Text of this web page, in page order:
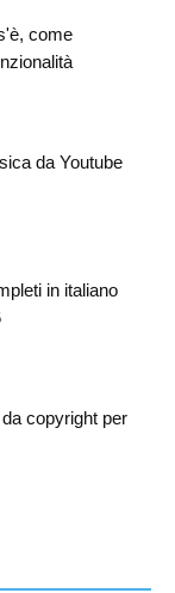
come
da Youtube
in italiano
copyright per